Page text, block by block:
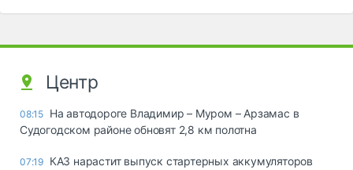
Центр
08:15 На автодороге Владимир – Муром – Арзамас в
Судогодском районе обновят 2,8 км полотна
07:19 КАЗ нарастит выпуск стартерных аккумуляторов